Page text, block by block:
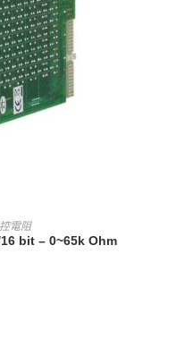
電阻
bit – 0~65k Ohm